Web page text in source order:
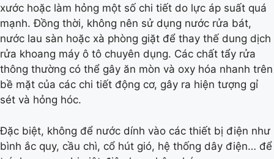
xước hoặc làm hỏng một số chi tiết do lực áp suất quá
mạnh. Đồng thời, không nên sử dụng nước rửa bát,
nước lau sàn hoặc xà phòng giặt để thay thế dung dịch
rửa khoang máy ô tô chuyên dụng. Các chất tẩy rửa
thông thường có thể gây ăn mòn và oxy hóa nhanh trên
bề mặt của các chi tiết động cơ, gây ra hiện tượng gỉ
sét và hỏng hóc.
Đặc biệt, không để nước dính vào các thiết bị điện như
bình ắc quy, cầu chì, cổ hút gió, hệ thống dây điện… để